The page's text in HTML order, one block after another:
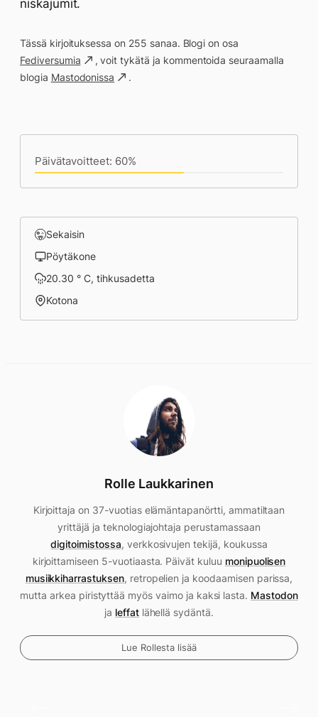
niskajumit.
Tässä kirjoituksessa on 255 sanaa. Blogi on osa
Fediversumia
, voit tykätä ja kommentoida seuraamalla
blogia Mastodonissa .
Päivätavoitteet: 60%
Sekaisin
Pöytäkone
20.30 ° C, tihkusadetta
Kotona
Rolle Laukkarinen
Kirjoittaja on 37-vuotias elämäntapanörtti, ammatiltaan
yrittäjä ja teknologiajohtaja perustamassaan
digitoimistossa, verkkosivujen tekijä, koukussa
kirjoittamiseen 5-vuotiaasta. Päivät kuluu monipuolisen
musiikkiharrastuksen, retropelien ja koodaamisen parissa,
mutta arkea piristyttää myös vaimo ja kaksi lasta. Mastodon
ja leffatlähellä sydäntä.
Lue Rollesta lisää